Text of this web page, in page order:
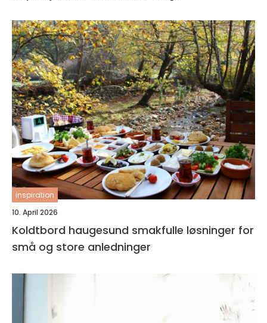
inspiration
10. April 2026
Koldtbord haugesund smakfulle løsninger for
små og store anledninger